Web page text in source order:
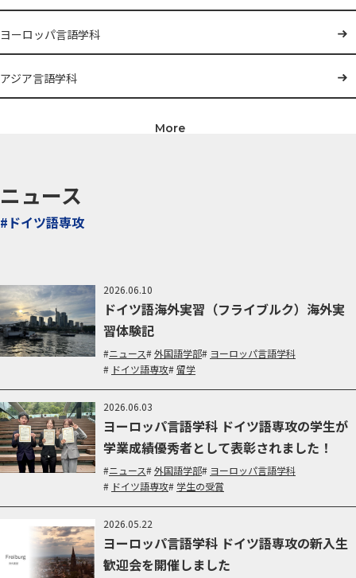
ヨーロッパ言語学科
アジア言語学科
ニュース
#ドイツ語専攻
2026.06.10
ドイツ語海外実習（フライブルク）海外実
習体験記
ニュース 外国語学部
ヨーロッパ言語学科
ドイツ語専攻 留学
2026.06.03
ヨーロッパ言語学科 ドイツ語専攻の学生が
学業成績優秀者として表彰されました！
ニュース 外国語学部
ヨーロッパ言語学科
ドイツ語専攻
学生の受賞
2026.05.22
ヨーロッパ言語学科 ドイツ語専攻の新入生
歓迎会を開催しました